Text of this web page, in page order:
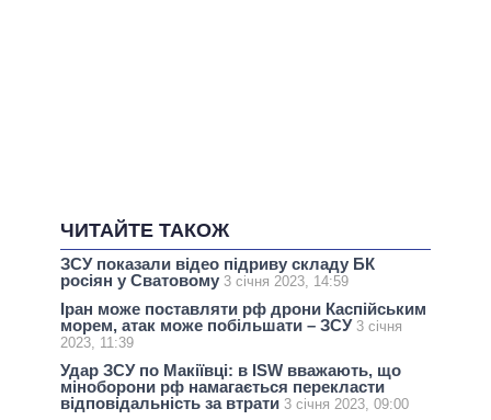
ЧИТАЙТЕ ТАКОЖ
ЗСУ показали відео підриву складу БК
росіян у Сватовому 3 січня 2023, 14:59
Іран може поставляти рф дрони Каспійським
морем, атак може побільшати – ЗСУ 3 січня
2023, 11:39
Удар ЗСУ по Макіївці: в ISW вважають, що
міноборони рф намагається перекласти
відповідальність за втрати 3 січня 2023, 09:00